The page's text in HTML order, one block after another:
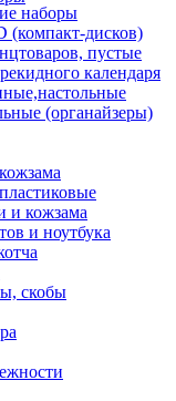
наборы
(компакт-дисков)
пустые
календаря
(органайзеры)
и кожзама
и ноутбука
скобы